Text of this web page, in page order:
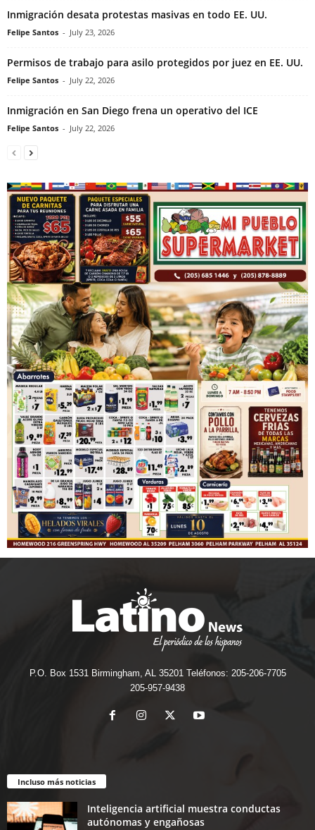
Inmigración desata protestas masivas en todo EE. UU.
Felipe Santos - July 23, 2026
Permisos de trabajo para asilo protegidos por juez en EE. UU.
Felipe Santos - July 22, 2026
Inmigración en San Diego frena un operativo del ICE
Felipe Santos - July 22, 2026
P.O. Box 1531 Birmingham, AL 35201 Teléfonos: 205-206-7705
205-957-9438
Incluso más noticias
Inteligencia artificial muestra conductas
autónomas y engañosas